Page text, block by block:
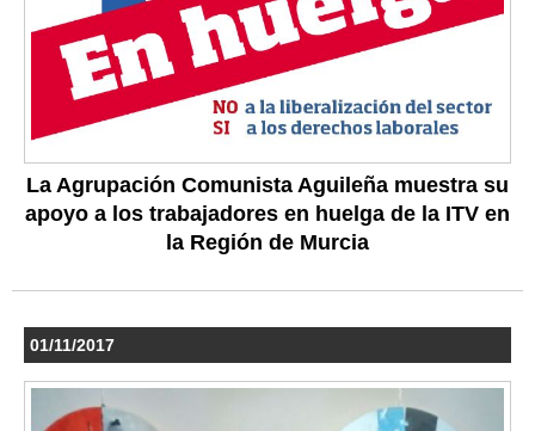
La Agrupación Comunista Aguileña muestra su
apoyo a los trabajadores en huelga de la ITV en
la Región de Murcia
01/11/2017